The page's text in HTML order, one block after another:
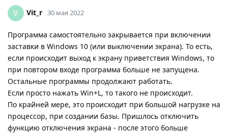
V Vit_r 30 мая 2022
Программа самостоятельно закрывается при включении
заставки в Windows 10 (или выключении экрана). То есть,
если происходит выход к экрану приветствия Windows, то
при повтором входе программа больше не запущена.
Остальные программы продолжают работать.
Если просто нажать Win+L, то такого не происходит.
По крайней мере, это происходит при большой нагрузке на
процессор, при создании базы. Пришлось отключить
функцию отключения экрана - после этого больше